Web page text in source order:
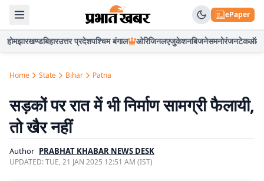
ePaper
होमझारखण्डबिहारउत्तर प्रदेशपश्चिम बंगाल ओरिजिनलएजुकेशनबिजनेसमनोरंजनटेकऑटो
Home State Bihar Patna
सड़कों पर रात में भी निर्माण सामग्री फैलायी,
तो खैर नहीं
Author PRABHAT KHABAR NEWS DESK
UPDATED:TUE, 21 JAN 2025 12:51 AM (IST)